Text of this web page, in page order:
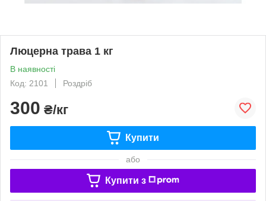
Люцерна трава 1 кг
В наявності
Код: 2101
Роздріб
300 ₴/кг
Купити
або
Купити з